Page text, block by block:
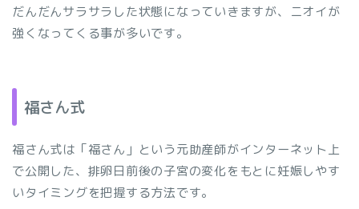
だんだんサラサラした状態になっていきますが、ニオイが
強くなってくる事が多いです。
福さん式
福さん式は「福さん」という元助産師がインターネット上
で公開した、排卵日前後の子宮の変化をもとに妊娠しやす
いタイミングを把握する方法です。